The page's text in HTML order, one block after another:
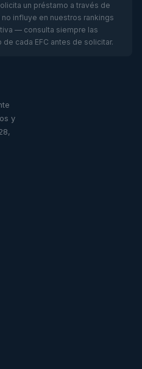
un préstamo a través de
influye en nuestros rankings
— consulta siempre las
cada EFC antes de solicitar.
y